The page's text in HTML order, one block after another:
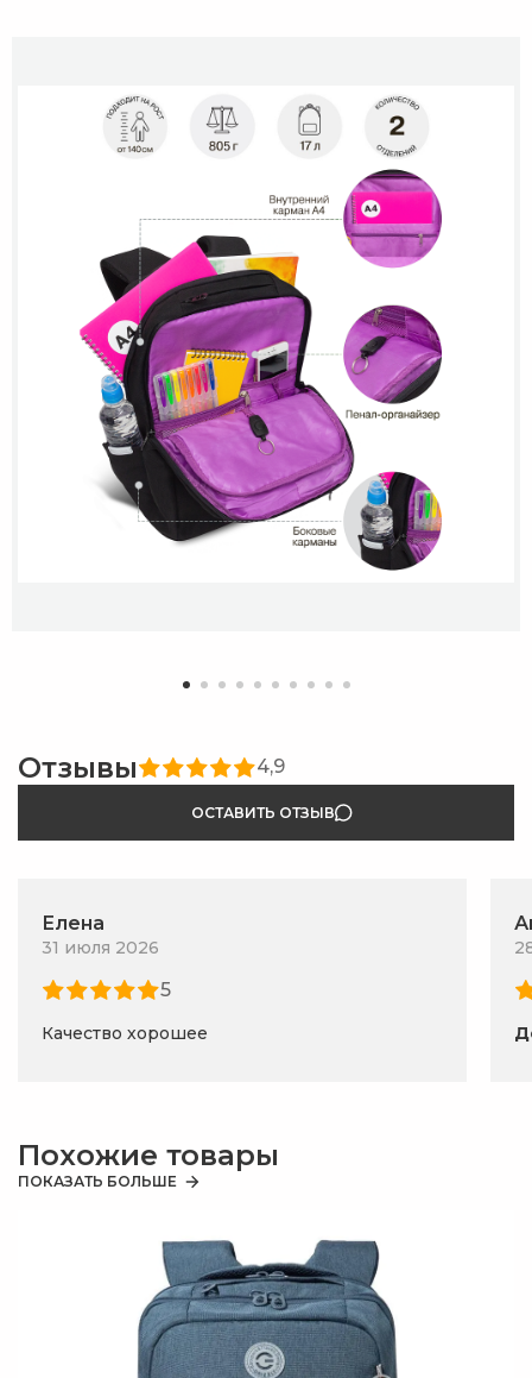
Отзывы 4,9
ОСТАВИТЬ ОТЗЫВ
Елена
31 июля 2026
5
Качество хорошее
Похожие товары
ПОКАЗАТЬ БОЛЬШЕ